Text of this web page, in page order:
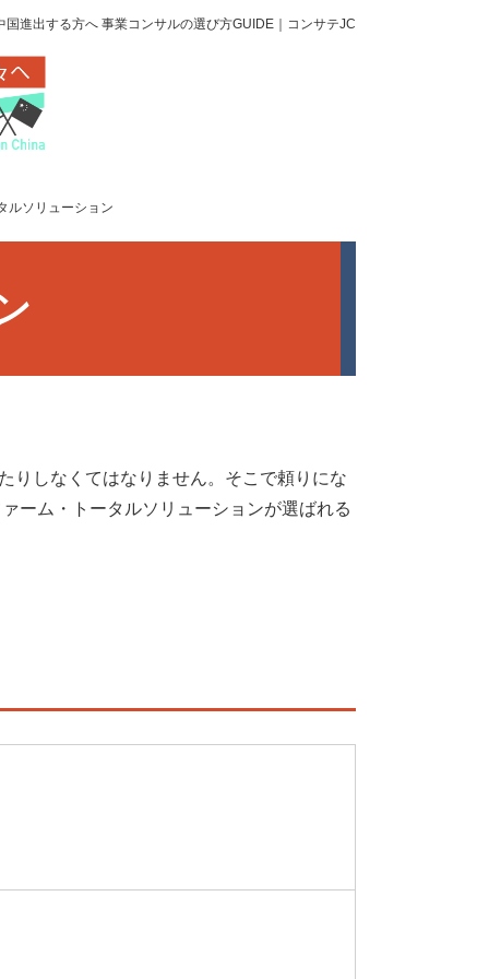
国進出する方へ 事業コンサルの選び方GUIDE｜コンサテJC
ルソリューション
りしなくてはなりません。そこで頼りにな
ーム・トータルソリューションが選ばれる